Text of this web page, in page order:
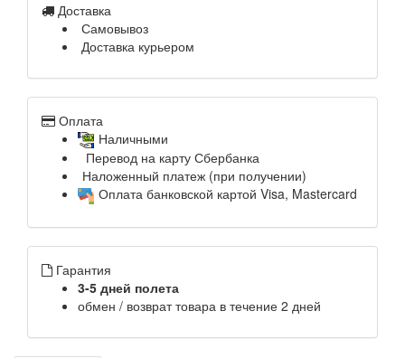
Доставка
Самовывоз
Доставка курьером
Оплата
Наличными
Перевод на карту Сбербанка
Наложенный платеж (при получении)
Оплата банковской картой Visa, Mastercard
Гарантия
3-5 дней полета
обмен / возврат товара в течение 2 дней